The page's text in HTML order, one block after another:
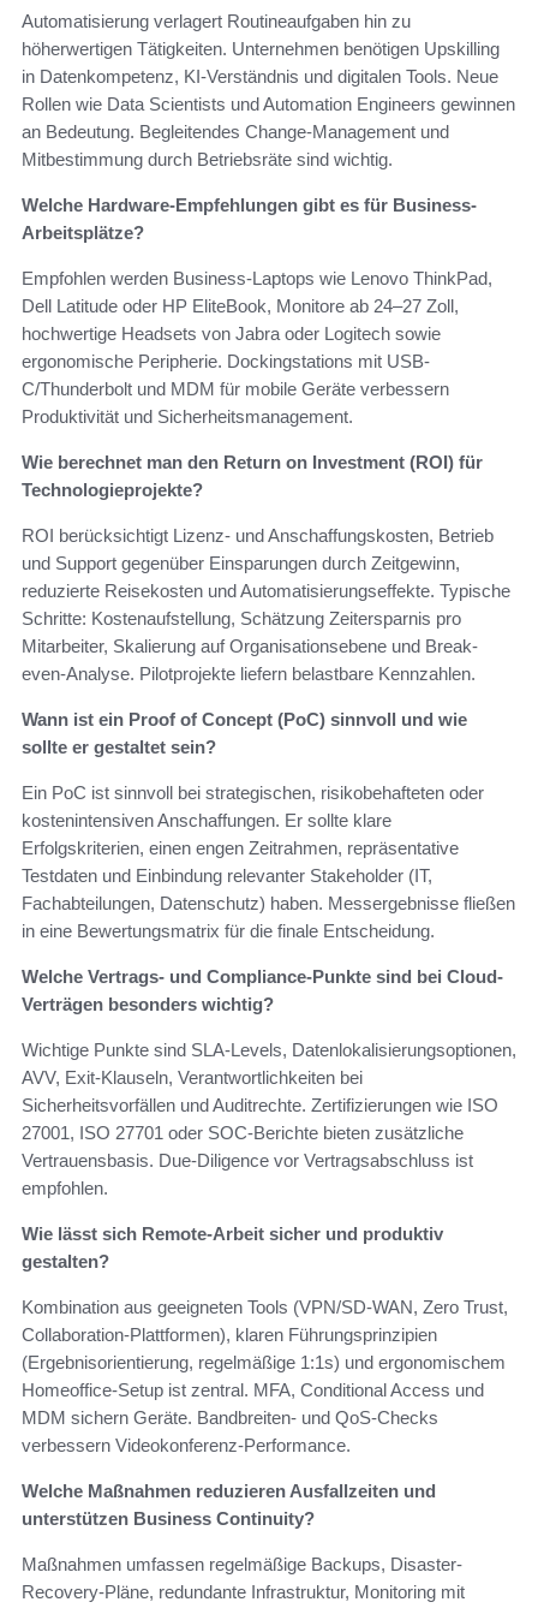
Automatisierung verlagert Routineaufgaben hin zu
höherwertigen Tätigkeiten. Unternehmen benötigen Upskilling
in Datenkompetenz, KI-Verständnis und digitalen Tools. Neue
Rollen wie Data Scientists und Automation Engineers gewinnen
an Bedeutung. Begleitendes Change-Management und
Mitbestimmung durch Betriebsräte sind wichtig.
Welche Hardware-Empfehlungen gibt es für Business-
Arbeitsplätze?
Empfohlen werden Business-Laptops wie Lenovo ThinkPad,
Dell Latitude oder HP EliteBook, Monitore ab 24–27 Zoll,
hochwertige Headsets von Jabra oder Logitech sowie
ergonomische Peripherie. Dockingstations mit USB-
C/Thunderbolt und MDM für mobile Geräte verbessern
Produktivität und Sicherheitsmanagement.
Wie berechnet man den Return on Investment (ROI) für
Technologieprojekte?
ROI berücksichtigt Lizenz- und Anschaffungskosten, Betrieb
und Support gegenüber Einsparungen durch Zeitgewinn,
reduzierte Reisekosten und Automatisierungseffekte. Typische
Schritte: Kostenaufstellung, Schätzung Zeitersparnis pro
Mitarbeiter, Skalierung auf Organisationsebene und Break-
even-Analyse. Pilotprojekte liefern belastbare Kennzahlen.
Wann ist ein Proof of Concept (PoC) sinnvoll und wie
sollte er gestaltet sein?
Ein PoC ist sinnvoll bei strategischen, risikobehafteten oder
kostenintensiven Anschaffungen. Er sollte klare
Erfolgskriterien, einen engen Zeitrahmen, repräsentative
Testdaten und Einbindung relevanter Stakeholder (IT,
Fachabteilungen, Datenschutz) haben. Messergebnisse fließen
in eine Bewertungsmatrix für die finale Entscheidung.
Welche Vertrags- und Compliance-Punkte sind bei Cloud-
Verträgen besonders wichtig?
Wichtige Punkte sind SLA-Levels, Datenlokalisierungsoptionen,
AVV, Exit-Klauseln, Verantwortlichkeiten bei
Sicherheitsvorfällen und Auditrechte. Zertifizierungen wie ISO
27001, ISO 27701 oder SOC-Berichte bieten zusätzliche
Vertrauensbasis. Due-Diligence vor Vertragsabschluss ist
empfohlen.
Wie lässt sich Remote-Arbeit sicher und produktiv
gestalten?
Kombination aus geeigneten Tools (VPN/SD‑WAN, Zero Trust,
Collaboration-Plattformen), klaren Führungsprinzipien
(Ergebnisorientierung, regelmäßige 1:1s) und ergonomischem
Homeoffice-Setup ist zentral. MFA, Conditional Access und
MDM sichern Geräte. Bandbreiten- und QoS-Checks
verbessern Videokonferenz-Performance.
Welche Maßnahmen reduzieren Ausfallzeiten und
unterstützen Business Continuity?
Maßnahmen umfassen regelmäßige Backups, Disaster-
Recovery-Pläne, redundante Infrastruktur, Monitoring mit